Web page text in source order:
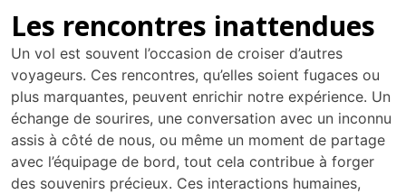
Les rencontres inattendues
Un vol est souvent l’occasion de croiser d’autres
voyageurs. Ces rencontres, qu’elles soient fugaces ou
plus marquantes, peuvent enrichir notre expérience. Un
échange de sourires, une conversation avec un inconnu
assis à côté de nous, ou même un moment de partage
avec l’équipage de bord, tout cela contribue à forger
des souvenirs précieux. Ces interactions humaines,